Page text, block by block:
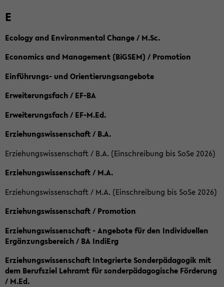
E
Ecology and Environmental Change / M.Sc.
Economics and Management (BiGSEM) / Promotion
Einführungs- und Orientierungsangebote
Erweiterungsfach / EF-BA
Erweiterungsfach / EF-M.Ed.
Erziehungswissenschaft / B.A.
Erziehungswissenschaft / B.A. (Einschreibung bis SoSe 2026)
Erziehungswissenschaft / M.A.
Erziehungswissenschaft / M.A. (Einschreibung bis SoSe 2026)
Erziehungswissenschaft / Promotion
Erziehungswissenschaft - Angebote für den Individuellen
Ergänzungsbereich / BA IndiErg
Erziehungswissenschaft Integrierte Sonderpädagogik mit
dem Berufsziel Lehramt für sonderpädagogische Förderung
/ M.Ed.